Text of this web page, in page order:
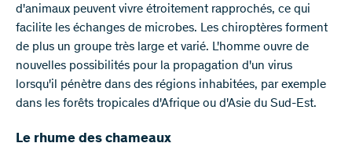
d'animaux peuvent vivre étroitement rapprochés, ce qui
facilite les échanges de microbes. Les chiroptères forment
de plus un groupe très large et varié. L'homme ouvre de
nouvelles possibilités pour la propagation d'un virus
lorsqu'il pénètre dans des régions inhabitées, par exemple
dans les forêts tropicales d'Afrique ou d'Asie du Sud-Est.
Le rhume des chameaux